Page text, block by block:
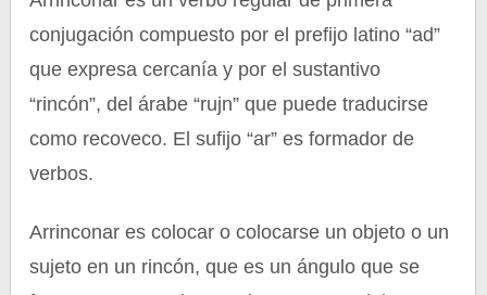
conjugación compuesto por el prefijo latino “ad”
que expresa cercanía y por el sustantivo
“rincón”, del árabe “rujn” que puede traducirse
como recoveco. El sufijo “ar” es formador de
verbos.
Arrinconar es colocar o colocarse un objeto o un
sujeto en un rincón, que es un ángulo que se